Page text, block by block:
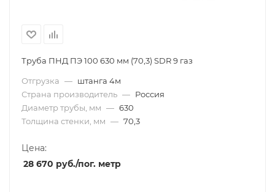
Труба ПНД ПЭ 100 630 мм (70,3) SDR 9 газ
Отгрузка — штанга 4м
Страна производитель — Россия
Диаметр трубы, мм — 630
Толщина стенки, мм — 70,3
Цена:
28 670 руб./пог. метр